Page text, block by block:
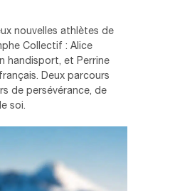
nouvelles athlètes de
Collectif : Alice
handisport, et Perrine
Deux parcours
de persévérance, de
soi.